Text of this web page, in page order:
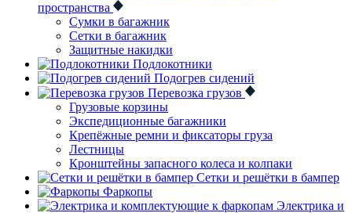
пространства
Сумки в багажник
Сетки в багажник
Защитные накидки
Подлокотники
Подогрев сидений
Перевозка грузов
Грузовые корзины
Экспедиционные багажники
Крепёжные ремни и фиксаторы груза
Лестницы
Кронштейны запасного колеса и колпаки
Сетки и решётки в бампер
Фаркопы
Электрика и